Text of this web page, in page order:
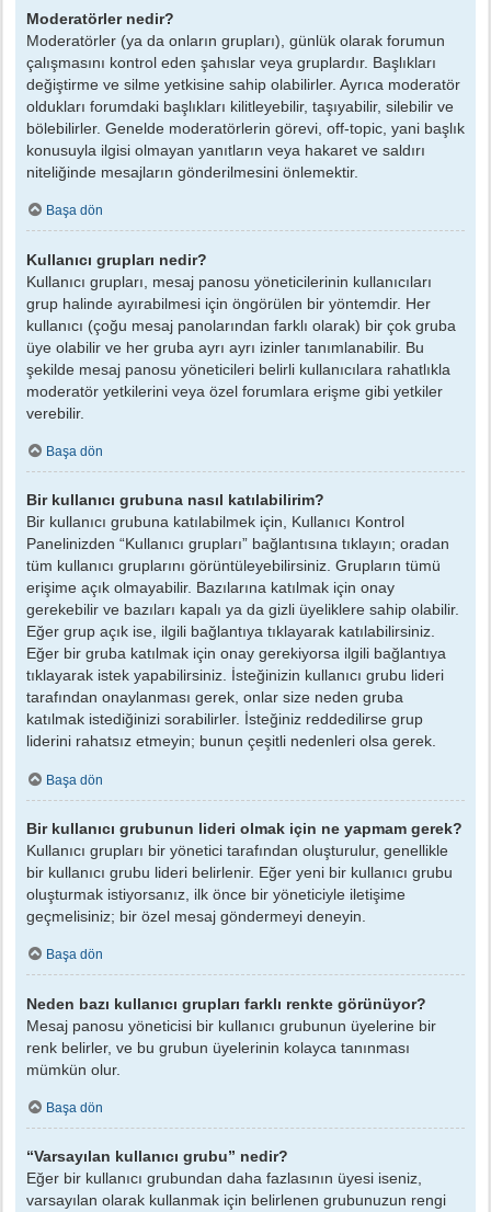
Moderatörler nedir?
Moderatörler (ya da onların grupları), günlük olarak forumun
çalışmasını kontrol eden şahıslar veya gruplardır. Başlıkları
değiştirme ve silme yetkisine sahip olabilirler. Ayrıca moderatör
oldukları forumdaki başlıkları kilitleyebilir, taşıyabilir, silebilir ve
bölebilirler. Genelde moderatörlerin görevi, off-topic, yani başlık
konusuyla ilgisi olmayan yanıtların veya hakaret ve saldırı
niteliğinde mesajların gönderilmesini önlemektir.
Başa dön
Kullanıcı grupları nedir?
Kullanıcı grupları, mesaj panosu yöneticilerinin kullanıcıları
grup halinde ayırabilmesi için öngörülen bir yöntemdir. Her
kullanıcı (çoğu mesaj panolarından farklı olarak) bir çok gruba
üye olabilir ve her gruba ayrı ayrı izinler tanımlanabilir. Bu
şekilde mesaj panosu yöneticileri belirli kullanıcılara rahatlıkla
moderatör yetkilerini veya özel forumlara erişme gibi yetkiler
verebilir.
Başa dön
Bir kullanıcı grubuna nasıl katılabilirim?
Bir kullanıcı grubuna katılabilmek için, Kullanıcı Kontrol
Panelinizden “Kullanıcı grupları” bağlantısına tıklayın; oradan
tüm kullanıcı gruplarını görüntüleyebilirsiniz. Grupların tümü
erişime açık olmayabilir. Bazılarına katılmak için onay
gerekebilir ve bazıları kapalı ya da gizli üyeliklere sahip olabilir.
Eğer grup açık ise, ilgili bağlantıya tıklayarak katılabilirsiniz.
Eğer bir gruba katılmak için onay gerekiyorsa ilgili bağlantıya
tıklayarak istek yapabilirsiniz. İsteğinizin kullanıcı grubu lideri
tarafından onaylanması gerek, onlar size neden gruba
katılmak istediğinizi sorabilirler. İsteğiniz reddedilirse grup
liderini rahatsız etmeyin; bunun çeşitli nedenleri olsa gerek.
Başa dön
Bir kullanıcı grubunun lideri olmak için ne yapmam gerek?
Kullanıcı grupları bir yönetici tarafından oluşturulur, genellikle
bir kullanıcı grubu lideri belirlenir. Eğer yeni bir kullanıcı grubu
oluşturmak istiyorsanız, ilk önce bir yöneticiyle iletişime
geçmelisiniz; bir özel mesaj göndermeyi deneyin.
Başa dön
Neden bazı kullanıcı grupları farklı renkte görünüyor?
Mesaj panosu yöneticisi bir kullanıcı grubunun üyelerine bir
renk belirler, ve bu grubun üyelerinin kolayca tanınması
mümkün olur.
Başa dön
“Varsayılan kullanıcı grubu” nedir?
Eğer bir kullanıcı grubundan daha fazlasının üyesi iseniz,
varsayılan olarak kullanmak için belirlenen grubunuzun rengi